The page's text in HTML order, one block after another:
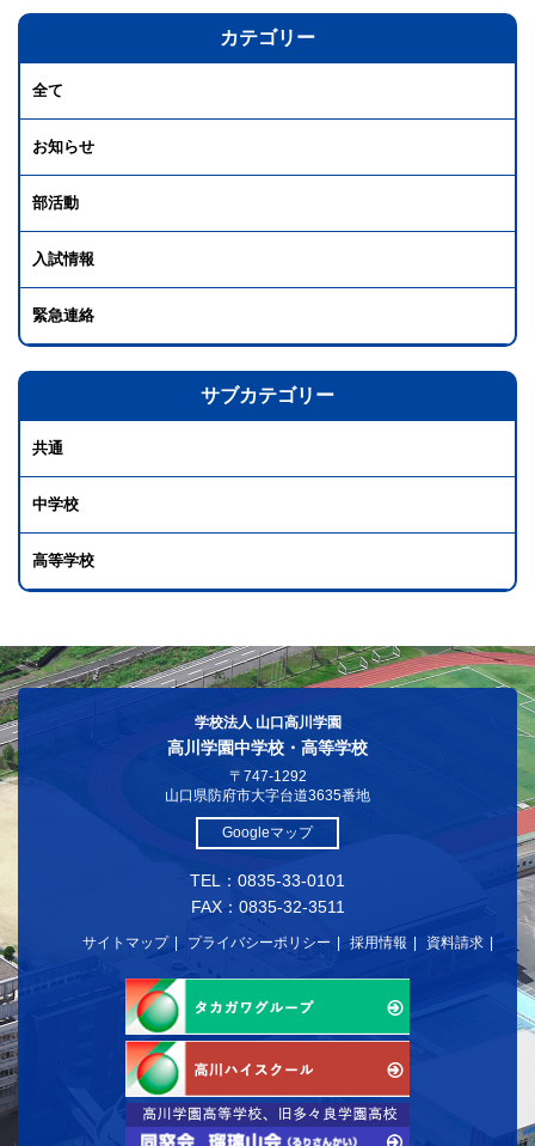
カテゴリー
全て
お知らせ
部活動
入試情報
緊急連絡
サブカテゴリー
共通
中学校
高等学校
学校法人 山口高川学園
高川学園中学校・高等学校
〒747-1292
山口県防府市大字台道3635番地
Googleマップ
TEL：0835-33-0101
FAX：0835-32-3511
サイトマップ プライバシーポリシー 採用情報 資料請求